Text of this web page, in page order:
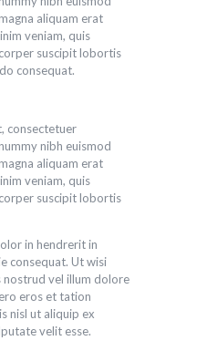
aliquam erat
veniam, quis
suscipit lobortis
consequat.
consectetuer
nibh euismod
aliquam erat
veniam, quis
suscipit lobortis
in hendrerit in
consequat. Ut wisi
nostrud vel illum dolore
eros et tation
nisl ut aliquip ex
velit esse.